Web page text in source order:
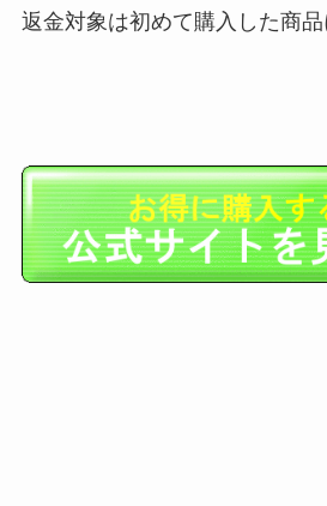
返金対象は初めて購入した商品